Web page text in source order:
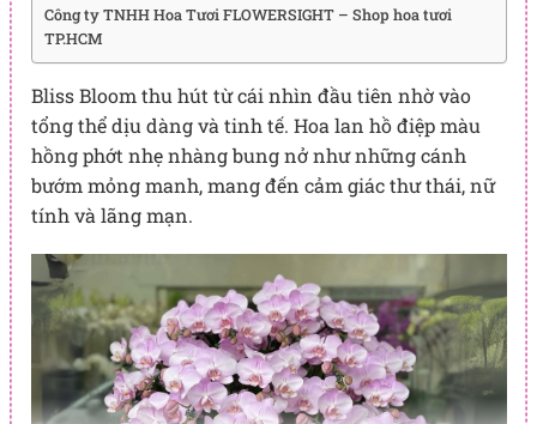
Công ty TNHH Hoa Tươi FLOWERSIGHT – Shop hoa tươi
TP.HCM
Bliss Bloom thu hút từ cái nhìn đầu tiên nhờ vào
tổng thể dịu dàng và tinh tế. Hoa lan hồ điệp màu
hồng phớt nhẹ nhàng bung nở như những cánh
bướm mỏng manh, mang đến cảm giác thư thái, nữ
tính và lãng mạn.